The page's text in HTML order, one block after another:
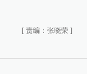
[ 责编：张晓荣 ]